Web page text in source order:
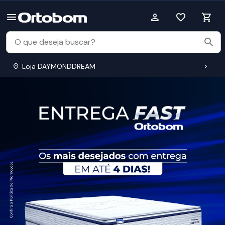
Loja DAYMONDDREAM